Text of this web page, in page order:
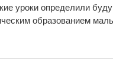
уроки определили
образованием